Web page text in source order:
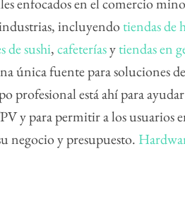
enfocados en el comercio
incluyendotiendas de
de sushi,cafeteríasytiendas en
única fuente para soluciones
profesional está ahí para
y para permitir a los usuarios
negocio y presupuesto.